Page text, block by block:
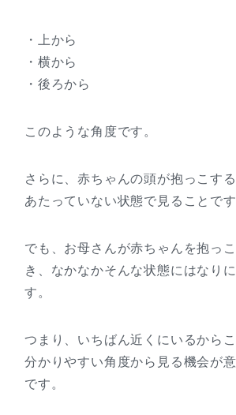
・上から
・横から
・後ろから
このような角度です。
さらに、赤ちゃんの頭が抱っこす
あたっていない状態で見ることです
でも、お母さんが赤ちゃんを抱っ
き、なかなかそんな状態にはなり
す。
つまり、いちばん近くにいるから
分かりやすい角度から見る機会が
です。